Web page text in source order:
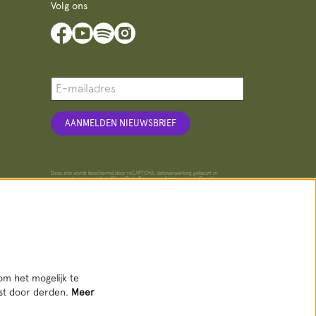
Volg ons
AANMELDEN NIEUWSBRIEF
Deze site wordt beschermd door reCAPTCHA, dataverwerking gebeurt in
overeenstemming met deCloud Data Processing Addendumvan Google.
het mogelijk te
door derden. Meer